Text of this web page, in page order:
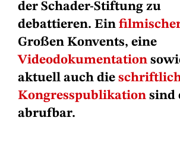
der Schader-Stiftung zu
debattieren. Ein
Großen Konvents, eine
Videodokumentation
aktuell auch die
Kongresspublikation sind
abrufbar.